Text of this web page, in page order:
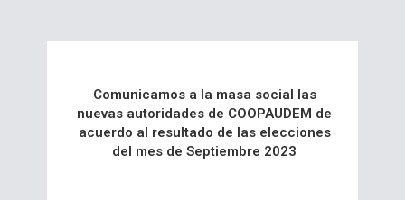
Comunicamos a la masa social las
nuevas autoridades de COOPAUDEM de
acuerdo al resultado de las elecciones
del mes de Septiembre 2023